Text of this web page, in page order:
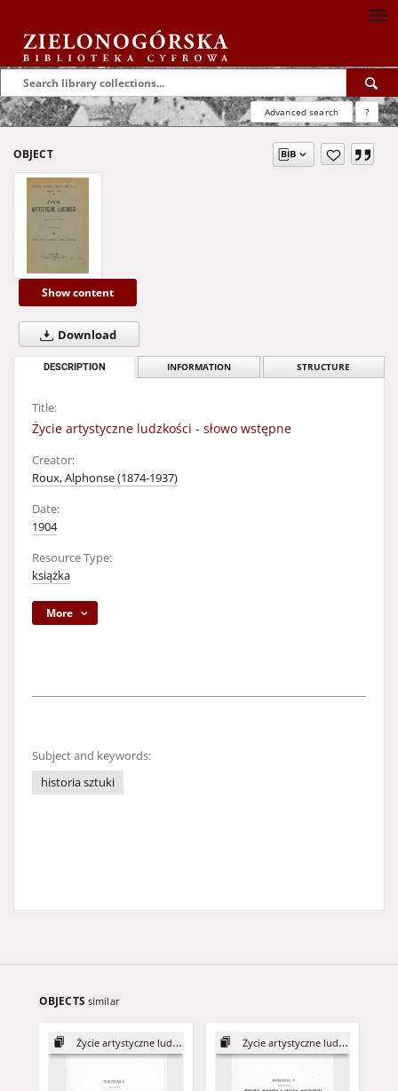
Advanced search ?
OBJECT
Show content
Download
DESCRIPTION INFORMATION STRUCTURE
Title:
Życie artystyczne ludzkości - słowo wstępne
Creator:
Roux, Alphonse (1874-1937)
Date:
1904
Resource Type:
książka
More
Subject and keywords:
historia sztuki
OBJECTS similar
Życie artystyczne ludzkości Życie artystyczne ludzkości